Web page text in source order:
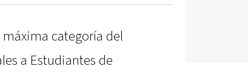
máxima categoría del
a Estudiantes de